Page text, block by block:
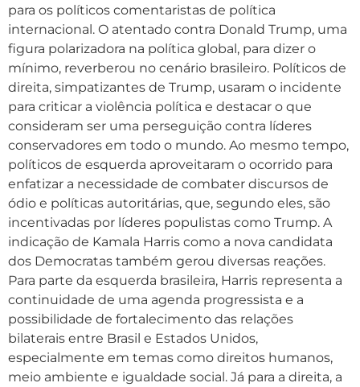
para os políticos comentaristas de política
internacional. O atentado contra Donald Trump, uma
figura polarizadora na política global, para dizer o
mínimo, reverberou no cenário brasileiro. Políticos de
direita, simpatizantes de Trump, usaram o incidente
para criticar a violência política e destacar o que
consideram ser uma perseguição contra líderes
conservadores em todo o mundo. Ao mesmo tempo,
políticos de esquerda aproveitaram o ocorrido para
enfatizar a necessidade de combater discursos de
ódio e políticas autoritárias, que, segundo eles, são
incentivadas por líderes populistas como Trump. A
indicação de Kamala Harris como a nova candidata
dos Democratas também gerou diversas reações.
Para parte da esquerda brasileira, Harris representa a
continuidade de uma agenda progressista e a
possibilidade de fortalecimento das relações
bilaterais entre Brasil e Estados Unidos,
especialmente em temas como direitos humanos,
meio ambiente e igualdade social. Já para a direita, a